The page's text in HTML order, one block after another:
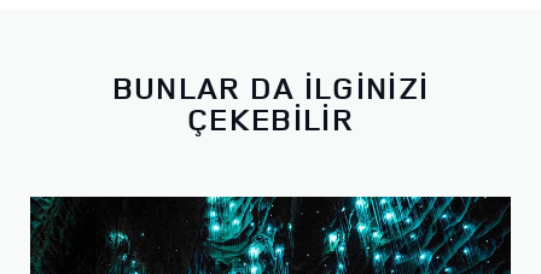
BUNLAR DA İLGİNİZİ
ÇEKEBİLİR